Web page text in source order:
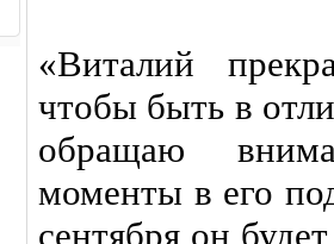
«Виталий
чтобы быть в
обращаю
моменты в его
сентября он